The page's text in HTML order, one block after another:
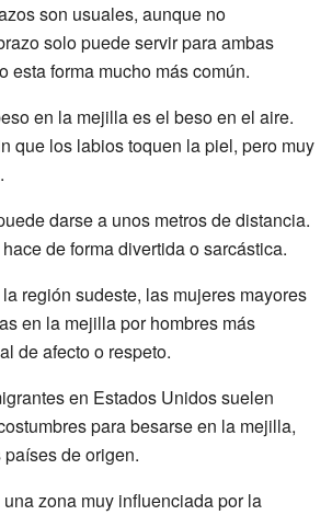
son usuales, aunque no
solo puede servir para ambas
esta forma mucho más común.
en la mejilla es el beso en el aire.
que los labios toquen la piel, pero muy
darse a unos metros de distancia.
de forma divertida o sarcástica.
región sudeste, las mujeres mayores
en la mejilla por hombres más
de afecto o respeto.
en Estados Unidos suelen
para besarse en la mejilla,
de origen.
zona muy influenciada por la